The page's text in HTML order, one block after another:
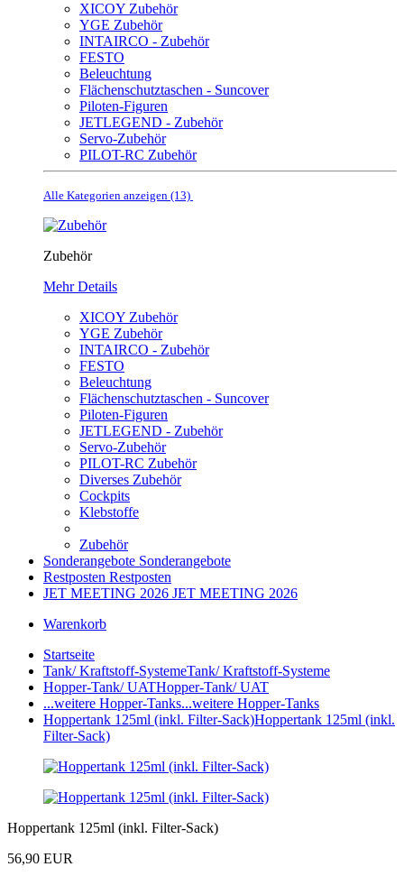
XICOY Zubehör
YGE Zubehör
INTAIRCO - Zubehör
FESTO
Beleuchtung
Flächenschutztaschen - Suncover
Piloten-Figuren
JETLEGEND - Zubehör
Servo-Zubehör
PILOT-RC Zubehör
Alle Kategorien anzeigen (13)
Zubehör
Mehr Details
XICOY Zubehör
YGE Zubehör
INTAIRCO - Zubehör
FESTO
Beleuchtung
Flächenschutztaschen - Suncover
Piloten-Figuren
JETLEGEND - Zubehör
Servo-Zubehör
PILOT-RC Zubehör
Diverses Zubehör
Cockpits
Klebstoffe
Zubehör
Sonderangebote Sonderangebote
Restposten Restposten
JET MEETING 2026 JET MEETING 2026
Warenkorb
Startseite
Tank/ Kraftstoff-SystemeTank/ Kraftstoff-Systeme
Hopper-Tank/ UATHopper-Tank/ UAT
...weitere Hopper-Tanks...weitere Hopper-Tanks
Hoppertank 125ml (inkl. Filter-Sack)Hoppertank 125ml (inkl.
Filter-Sack)
Hoppertank 125ml (inkl. Filter-Sack)
56,90 EUR